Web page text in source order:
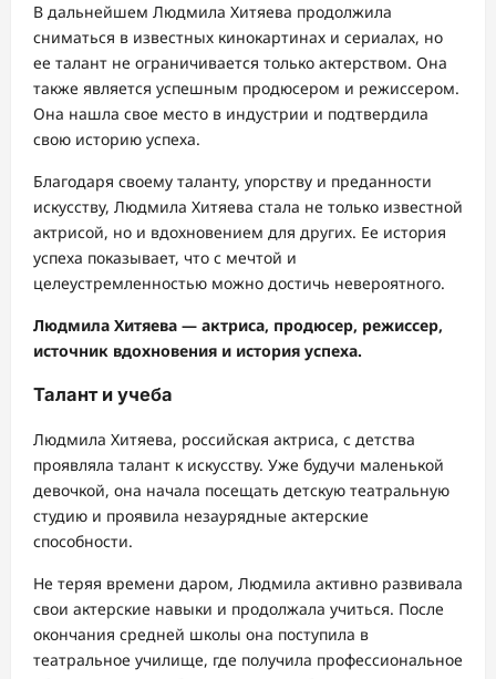
В дальнейшем Людмила Хитяева продолжила
сниматься в известных кинокартинах и сериалах, но
ее талант не ограничивается только актерством. Она
также является успешным продюсером и режиссером.
Она нашла свое место в индустрии и подтвердила
свою историю успеха.
Благодаря своему таланту, упорству и преданности
искусству, Людмила Хитяева стала не только известной
актрисой, но и вдохновением для других. Ее история
успеха показывает, что с мечтой и
целеустремленностью можно достичь невероятного.
Людмила Хитяева — актриса, продюсер, режиссер,
источник вдохновения и история успеха.
Талант и учеба
Людмила Хитяева, российская актриса, с детства
проявляла талант к искусству. Уже будучи маленькой
девочкой, она начала посещать детскую театральную
студию и проявила незаурядные актерские
способности.
Не теряя времени даром, Людмила активно развивала
свои актерские навыки и продолжала учиться. После
окончания средней школы она поступила в
театральное училище, где получила профессиональное